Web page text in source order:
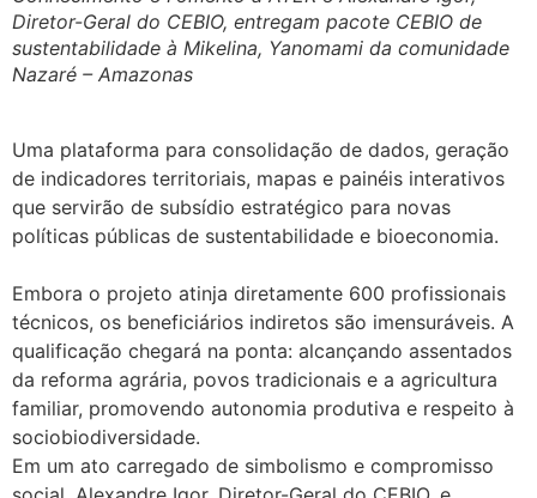
Diretor-Geral do CEBIO, entregam pacote CEBIO de
sustentabilidade à Mikelina, Yanomami da comunidade
Nazaré – Amazonas
Uma plataforma para consolidação de dados, geração
de indicadores territoriais, mapas e painéis interativos
que servirão de subsídio estratégico para novas
políticas públicas de sustentabilidade e bioeconomia.
Embora o projeto atinja diretamente 600 profissionais
técnicos, os beneficiários indiretos são imensuráveis. A
qualificação chegará na ponta: alcançando assentados
da reforma agrária, povos tradicionais e a agricultura
familiar, promovendo autonomia produtiva e respeito à
sociobiodiversidade.
Em um ato carregado de simbolismo e compromisso